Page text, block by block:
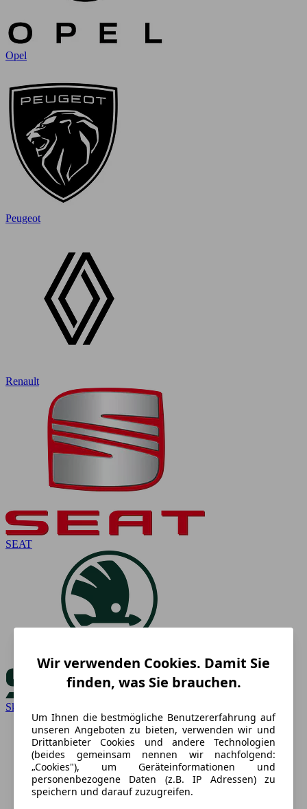
Opel
Peugeot
Renault
SEAT
Skoda
Wir verwenden Cookies. Damit Sie
finden, was Sie brauchen.
Um Ihnen die bestmögliche Benutzererfahrung auf
unseren Angeboten zu bieten, verwenden wir und
Drittanbieter Cookies und andere Technologien
(beides gemeinsam nennen wir nachfolgend:
„Cookies"), um Geräteinformationen und
personenbezogene Daten (z.B. IP Adressen) zu
speichern und darauf zuzugreifen.